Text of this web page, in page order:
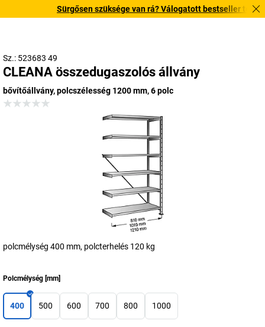
Sürgősen szüksége van rá? Válogatott bestseller
Sz.: 523683 49
CLEANA összedugaszolós állvány
bővítőállvány, polcszélesség 1200 mm, 6 polc
polcmélység 400 mm, polcterhelés 120 kg
Polcmélység [mm]
400 500 600 700 800 1000